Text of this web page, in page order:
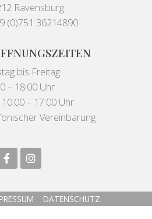
Ravensburg
(0)751 36214890
bis Freitag
– 18:00 Uhr
– 17:00 Uhr
Vereinbarung
DATENSCHUTZ